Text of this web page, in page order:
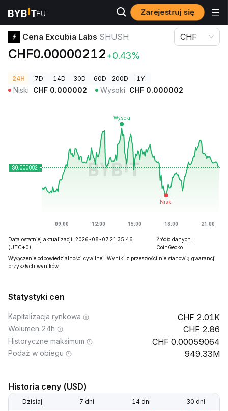
Zarejestruj się
Ceny kryptowalut Cena Excubia Labs SHUSH
Cena Excubia Labs SHUSH
CHF0.00000212+0.43%
CHF
24H 7D 14D 30D 60D 200D 1Y
Niski CHF 0.000002 Wysoki CHF 0.000002
Data ostatniej aktualizacji: 2026-08-07 21:35:46
(UTC+0)
Źródło danych:
CoinGecko
Wyłączenie odpowiedzialności cywilnej: Wyniki z przeszłości nie stanowią gwarancji
przyszłych wyników.
Statystyki cen
Kapitalizacja rynkowa 2.01K
Wolumen 24h 2.86
Historyczne maksimum 0.00059064
Podaż w obiegu 949.33M
Historia ceny (USD)
Dzisiaj 7 dni 14 dni 30 dni